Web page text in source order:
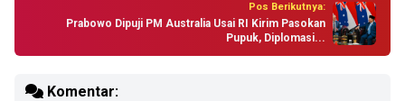
Pos Berikutnya:
Prabowo Dipuji PM Australia Usai RI Kirim Pasokan
Pupuk, Diplomasi...
Komentar: